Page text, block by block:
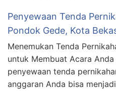
Penyewaan Tenda
Pondok Gede, Kota
Menemukan Tenda
untuk Membuat Acara
penyewaan tenda
anggaran Anda bisa